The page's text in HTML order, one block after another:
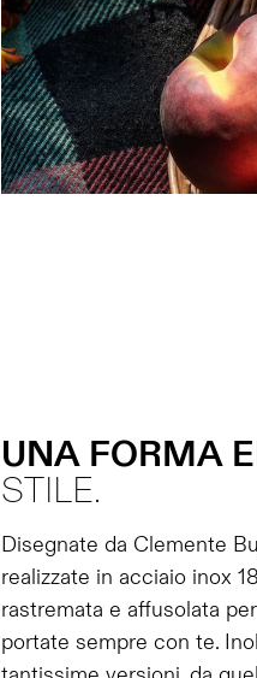
UNA FORMA
STILE.
Disegnate da Clemente
realizzate in acciaio inox
rastremata e affusolata
portate sempre con te.